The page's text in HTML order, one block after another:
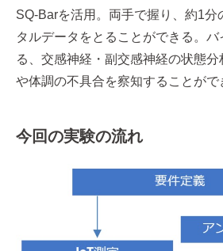
SQ-Barを活用。両手で握り、約1分
タルデータをとることができる。
る、交感神経・副交感神経の状態
や体調の不具合を察知することがで
今回の実験の流れ